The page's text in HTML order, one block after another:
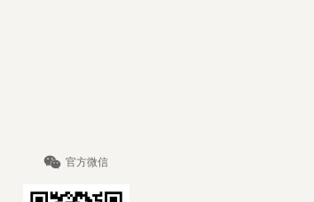
官方微信